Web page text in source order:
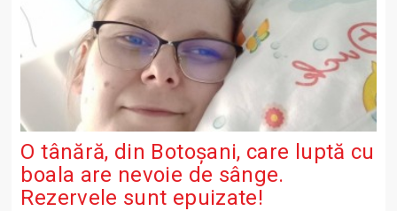
O tânără, din Botoșani, care luptă cu
boala are nevoie de sânge.
Rezervele sunt epuizate!